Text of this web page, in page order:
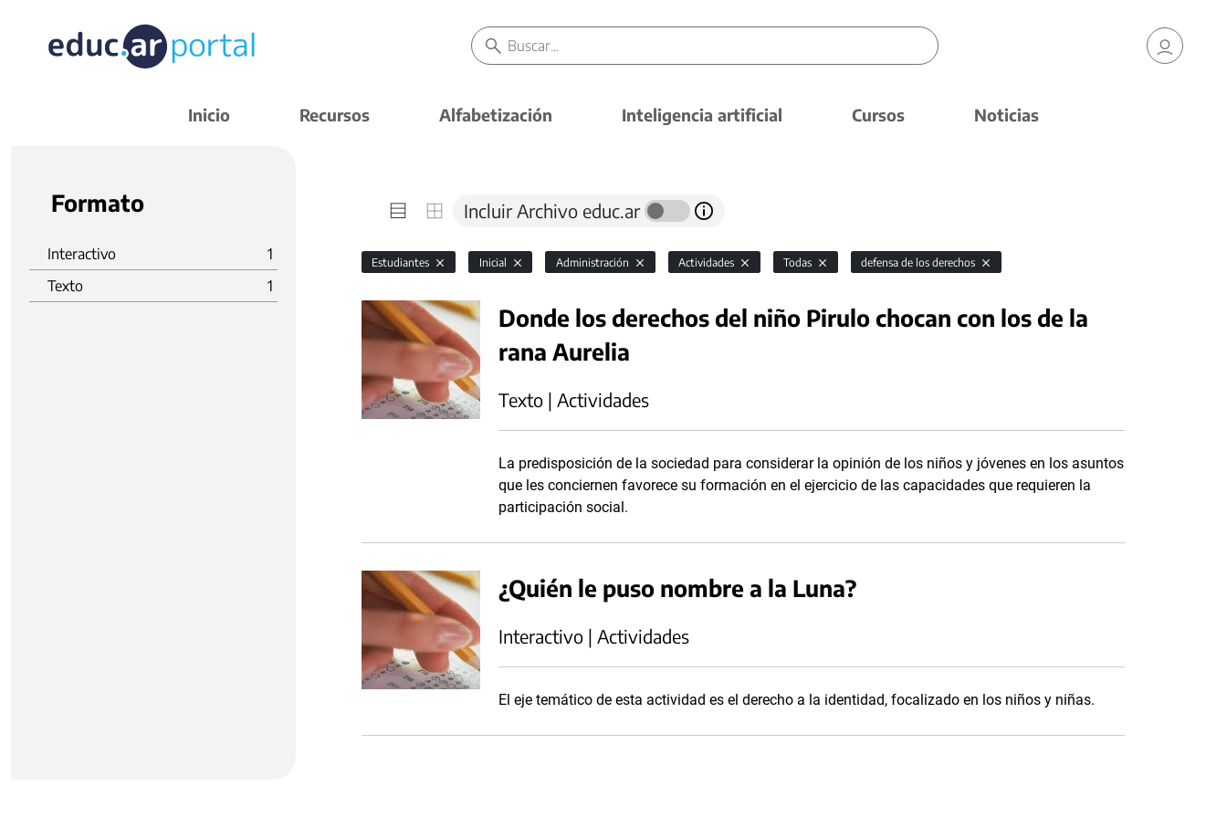
Inicio Recursos Alfabetización Inteligencia artificial Cursos Noticias
Formato
Interactivo
1
Texto
1
Incluir Archivo educ.ar
Estudiantes Inicial Administración Actividades Todas defensa de los derechos
Donde los derechos del niño Pirulo chocan con los de la
rana Aurelia
Texto | Actividades
La predisposición de la sociedad para considerar la opinión de los niños y jóvenes en los asuntos
que les conciernen favorece su formación en el ejercicio de las capacidades que requieren la
participación social.
¿Quién le puso nombre a la Luna?
Interactivo | Actividades
El eje temático de esta actividad es el derecho a la identidad, focalizado en los niños y niñas.